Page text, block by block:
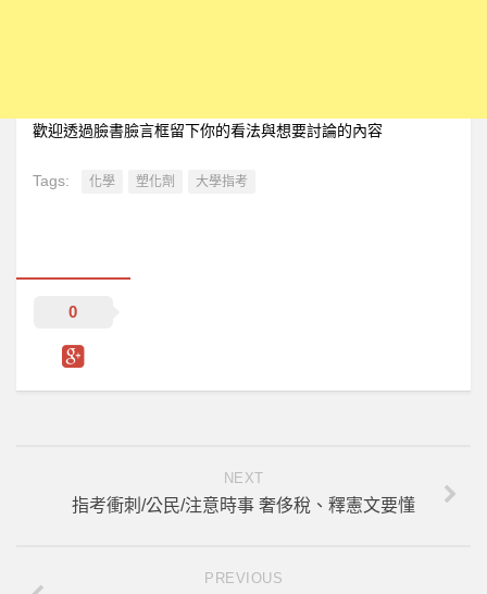
歡迎透過臉書臉言框留下你的看法與想要討論的內容
Tags: 化學 塑化劑 大學指考
0
NEXT
指考衝刺/公民/注意時事 奢侈稅、釋憲文要懂
PREVIOUS